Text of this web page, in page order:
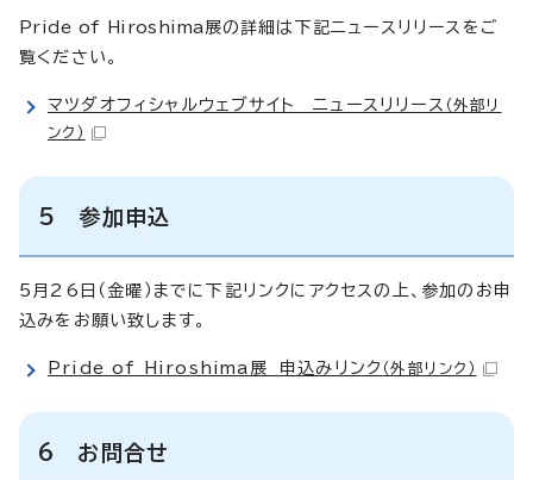
Pride of Hiroshima 展の詳細は下記ニュースリリースをご
覧ください。
マツダオフィシャルウェブサイト ニュースリリース （外部リ
ンク）
5 参加申込
5月26日（金曜）までに下記リンクにアクセスの上、参加のお申
込みをお願い致します。
Pride of Hiroshima展 申込みリンク （外部リンク）
6 お問合せ